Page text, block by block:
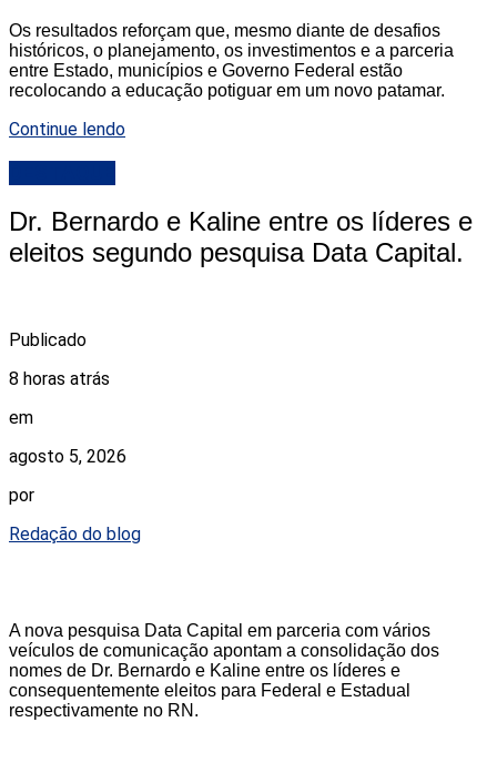
Os resultados reforçam que, mesmo diante de desafios
históricos, o planejamento, os investimentos e a parceria
entre Estado, municípios e Governo Federal estão
recolocando a educação potiguar em um novo patamar.
Continue lendo
Dr. Bernardo e Kaline entre os líderes e
eleitos segundo pesquisa Data Capital.
Publicado
8 horas atrás
em
agosto 5, 2026
por
Redação do blog
A nova pesquisa Data Capital em parceria com vários
veículos de comunicação apontam a consolidação dos
nomes de Dr. Bernardo e Kaline entre os líderes e
consequentemente eleitos para Federal e Estadual
respectivamente no RN.